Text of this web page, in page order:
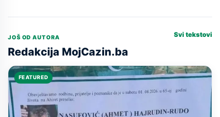
JOŠ OD AUTORA
Redakcija MojCazin.ba
Svi tekstovi
FEATURED